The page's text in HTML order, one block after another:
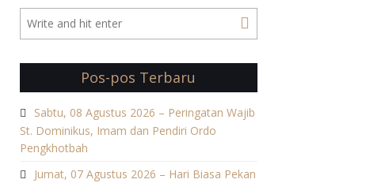
Pos-pos Terbaru
Sabtu, 08 Agustus 2026 – Peringatan Wajib
St. Dominikus, Imam dan Pendiri Ordo
Pengkhotbah
Jumat, 07 Agustus 2026 – Hari Biasa Pekan